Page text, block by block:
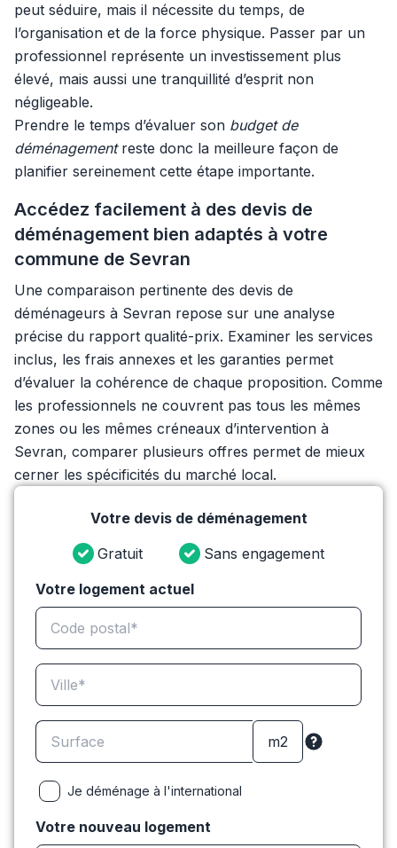
peut séduire, mais il nécessite du temps, de
l’organisation et de la force physique. Passer par un
professionnel représente un investissement plus
élevé, mais aussi une tranquillité d’esprit non
négligeable.
Prendre le temps d’évaluer son budget de
déménagementreste donc la meilleure façon de
planifier sereinement cette étape importante.
Accédez facilement à des devis de
déménagement bien adaptés à votre
commune de Sevran
Une comparaison pertinente des devis de
déménageurs à Sevran repose sur une analyse
précise du rapport qualité-prix. Examiner les services
inclus, les frais annexes et les garanties permet
d’évaluer la cohérence de chaque proposition. Comme
les professionnels ne couvrent pas tous les mêmes
zones ou les mêmes créneaux d’intervention à
Sevran, comparer plusieurs offres permet de mieux
cerner les spécificités du marché local.
Votre devis de déménagement
Gratuit
Sans engagement
Votre logement actuel
Je déménage à l'international
Votre nouveau logement